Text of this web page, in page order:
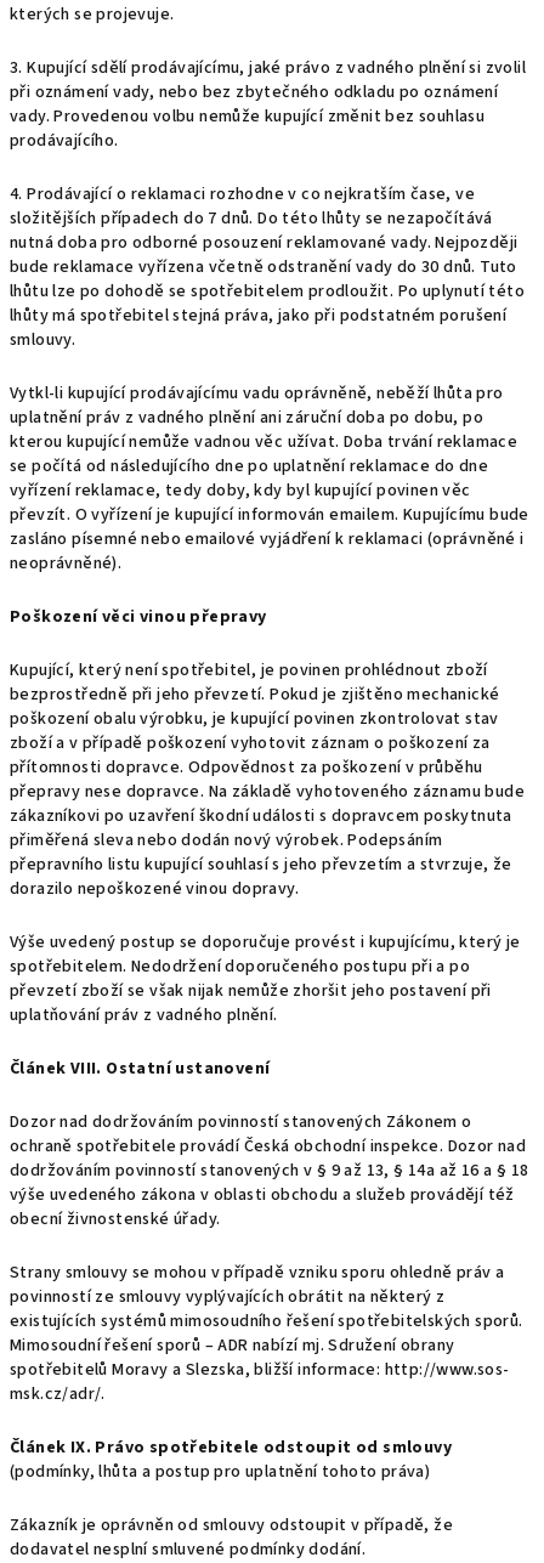
kterých se projevuje.
3. Kupující sdělí prodávajícímu, jaké právo z vadného plnění si zvolil
při oznámení vady, nebo bez zbytečného odkladu po oznámení
vady. Provedenou volbu nemůže kupující změnit bez souhlasu
prodávajícího.
4. Prodávající o reklamaci rozhodne v co nejkratším čase, ve
složitějších případech do 7 dnů. Do této lhůty se nezapočítává
nutná doba pro odborné posouzení reklamované vady. Nejpozději
bude reklamace vyřízena včetně odstranění vady do 30 dnů. Tuto
lhůtu lze po dohodě se spotřebitelem prodloužit. Po uplynutí této
lhůty má spotřebitel stejná práva, jako při podstatném porušení
smlouvy.
Vytkl-li kupující prodávajícímu vadu oprávněně, neběží lhůta pro
uplatnění práv z vadného plnění ani záruční doba po dobu, po
kterou kupující nemůže vadnou věc užívat. Doba trvání reklamace
se počítá od následujícího dne po uplatnění reklamace do dne
vyřízení reklamace, tedy doby, kdy byl kupující povinen věc
převzít. O vyřízení je kupující informován emailem. Kupujícímu bude
zasláno písemné nebo emailové vyjádření k reklamaci (oprávněné i
neoprávněné).
Poškození věci vinou přepravy
Kupující, který není spotřebitel, je povinen prohlédnout zboží
bezprostředně při jeho převzetí. Pokud je zjištěno mechanické
poškození obalu výrobku, je kupující povinen zkontrolovat stav
zboží a v případě poškození vyhotovit záznam o poškození za
přítomnosti dopravce. Odpovědnost za poškození v průběhu
přepravy nese dopravce. Na základě vyhotoveného záznamu bude
zákazníkovi po uzavření škodní události s dopravcem poskytnuta
přiměřená sleva nebo dodán nový výrobek. Podepsáním
přepravního listu kupující souhlasí s jeho převzetím a stvrzuje, že
dorazilo nepoškozené vinou dopravy.
Výše uvedený postup se doporučuje provést i kupujícímu, který je
spotřebitelem. Nedodržení doporučeného postupu při a po
převzetí zboží se však nijak nemůže zhoršit jeho postavení při
uplatňování práv z vadného plnění.
Článek VIII. Ostatní ustanovení
Dozor nad dodržováním povinností stanovených Zákonem o
ochraně spotřebitele provádí Česká obchodní inspekce. Dozor nad
dodržováním povinností stanovených v § 9 až 13, § 14a až 16 a § 18
výše uvedeného zákona v oblasti obchodu a služeb provádějí též
obecní živnostenské úřady.
Strany smlouvy se mohou v případě vzniku sporu ohledně práv a
povinností ze smlouvy vyplývajících obrátit na některý z
existujících systémů mimosoudního řešení spotřebitelských sporů.
Mimosoudní řešení sporů – ADR nabízí mj. Sdružení obrany
spotřebitelů Moravy a Slezska, bližší informace: http://www.sos-
msk.cz/adr/.
Článek IX. Právo spotřebitele odstoupit od smlouvy
(podmínky, lhůta a postup pro uplatnění tohoto práva)
Zákazník je oprávněn od smlouvy odstoupit v případě, že
dodavatel nesplní smluvené podmínky dodání.